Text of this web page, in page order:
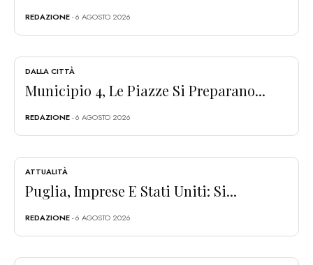
REDAZIONE- 6 AGOSTO 2026
DALLA CITTÀ
Municipio 4, Le Piazze Si Preparano...
REDAZIONE- 6 AGOSTO 2026
ATTUALITÀ
Puglia, Imprese E Stati Uniti: Si...
REDAZIONE- 6 AGOSTO 2026